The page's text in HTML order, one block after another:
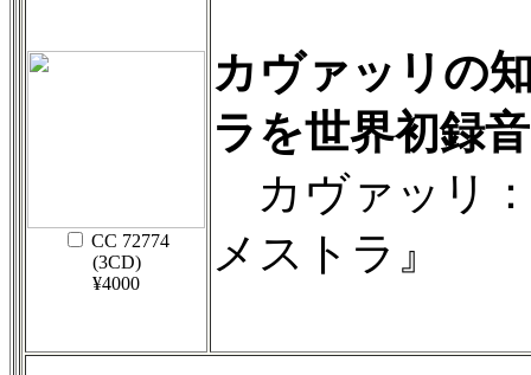
CC 72774
(3CD)
¥4000
カヴァッリの
ラを世界初録
カヴァッリ
メストラ』